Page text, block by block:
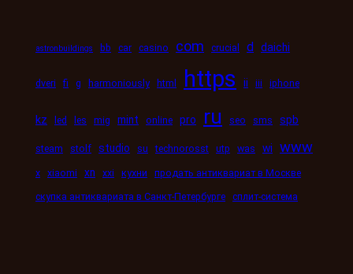
astronbuildings bb car casino com crucial d daichi
dveri fi g harmoniously html https ii iii iphone
kz led les mig mint online pro ru seo sms spb
steam stolf studio su technorosst utp was wi www
x xiaomi xn xxi кухни
продать антиквариат в Москве
скупка антиквариата в Санкт-Петербурге сплит-система